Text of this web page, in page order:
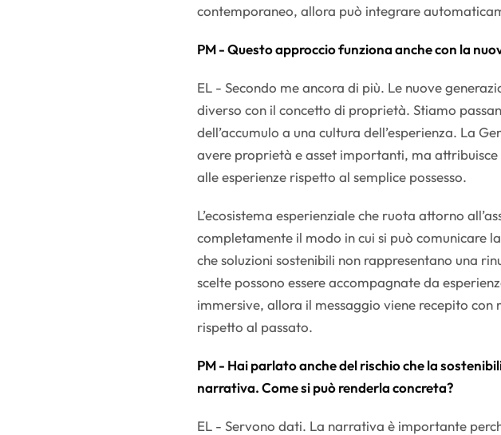
contemporaneo, allora può integrare
PM - Questo approccio funziona anche con la
EL - Secondo me ancora di più. Le nuove
diverso con il concetto di proprietà. Stiamo
dell’accumulo a una cultura dell’esperienza. La
avere proprietà e asset importanti, ma
alle esperienze rispetto al semplice possesso.
L’ecosistema esperienziale che ruota attorno
completamente il modo in cui si può comunicare
che soluzioni sostenibili non rappresentano una
scelte possono essere accompagnate da
immersive, allora il messaggio viene recepito con
rispetto al passato.
PM - Hai parlato anche del rischio che la
narrativa. Come si può renderla concreta?
EL - Servono dati. La narrativa è importante